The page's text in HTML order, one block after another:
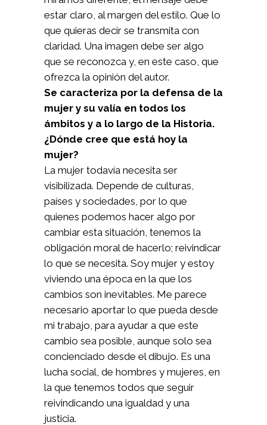
estar claro, al margen del estilo. Que lo
que quieras decir se transmita con
claridad. Una imagen debe ser algo
que se reconozca y, en este caso, que
ofrezca la opinión del autor.
Se caracteriza por la defensa de la
mujer y su valía en todos los
ámbitos y a lo largo de la Historia.
¿Dónde cree que está hoy la
mujer?
La mujer todavía necesita ser
visibilizada. Depende de culturas,
países y sociedades, por lo que
quienes podemos hacer algo por
cambiar esta situación, tenemos la
obligación moral de hacerlo; reivindicar
lo que se necesita. Soy mujer y estoy
viviendo una época en la que los
cambios son inevitables. Me parece
necesario aportar lo que pueda desde
mi trabajo, para ayudar a que este
cambio sea posible, aunque solo sea
concienciado desde el dibujo. Es una
lucha social, de hombres y mujeres, en
la que tenemos todos que seguir
reivindicando una igualdad y una
justicia.